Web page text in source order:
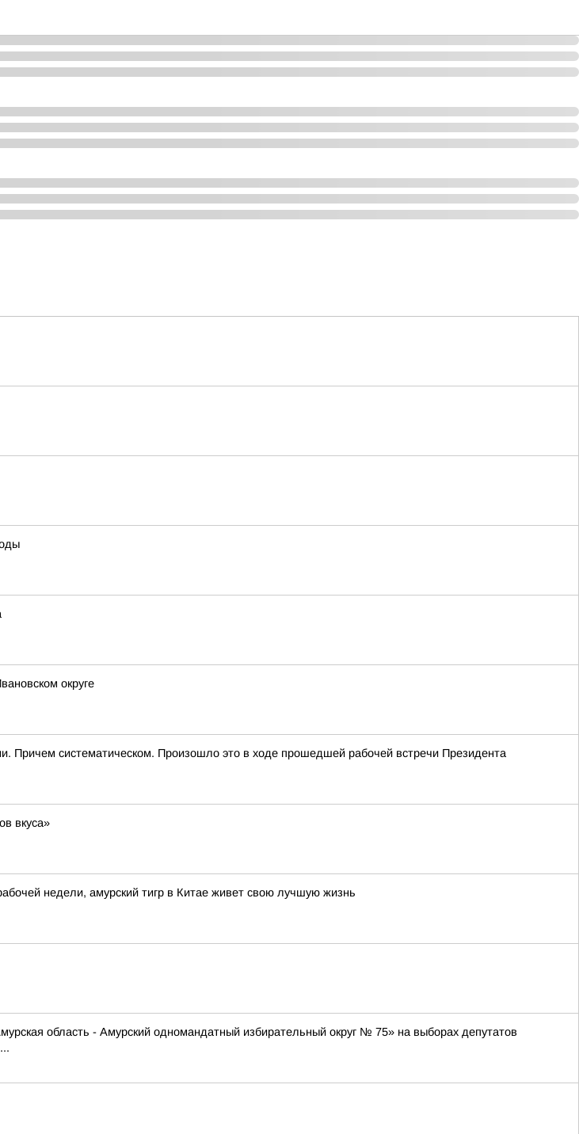
округе
Причем систематическом. Произошло это в ходе прошедшей рабочей встречи Президента
вкуса»
недели, амурский тигр в Китае живет свою лучшую жизнь
область - Амурский одномандатный избирательный округ № 75» на выборах депутатов